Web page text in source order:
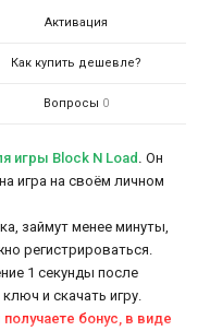
Активация
Как купить дешевле?
Вопросы 0
игры Block N Load. Он
игра на своём личном
займут менее минуты,
регистрироваться.
1 секунды после
и скачать игру.
бонус, в виде